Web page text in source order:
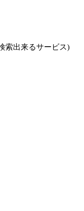
索出来るサービス)